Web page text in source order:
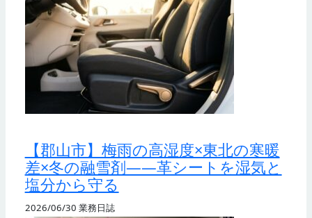
【郡山市】梅雨の高湿度×東北の寒暖
差×冬の融雪剤——革シートを湿気と
塩分から守る
2026/06/30 業務日誌